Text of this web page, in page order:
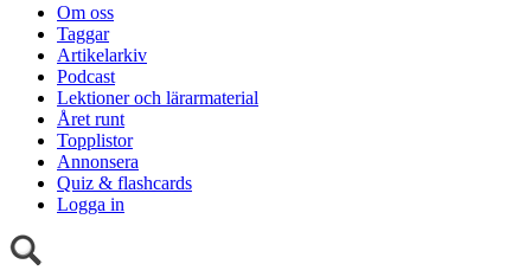
Om oss
Taggar
Artikelarkiv
Podcast
Lektioner och lärarmaterial
Året runt
Topplistor
Annonsera
Quiz & flashcards
Logga in